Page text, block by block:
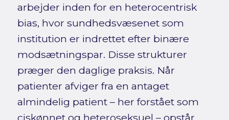
arbejder inden for en heterocentrisk
bias, hvor sundhedsvæsenet som
institution er indrettet efter binære
modsætningspar. Disse strukturer
præger den daglige praksis. Når
patienter afviger fra en antaget
almindelig patient – her forstået som
ciskønnet og heteroseksuel – opstår